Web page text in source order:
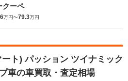
クーペ
6万円〜79.3万円
ト) パッション ツイナミック
車の車買取・査定相場